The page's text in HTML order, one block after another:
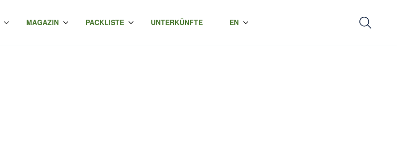
MAGAZIN PACKLISTE UNTERKÜNFTE EN